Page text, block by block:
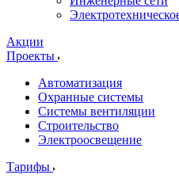
Акции
Проекты
Автоматизация
Охранные системы
Системы вентиляции
Строительство
Электроосвещение
Тарифы